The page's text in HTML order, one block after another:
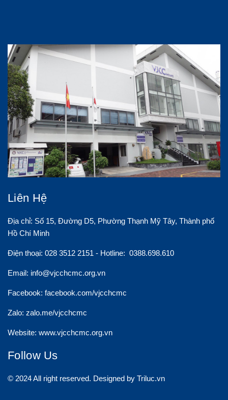
Liên Hệ
Địa chỉ: Số 15, Đường D5, Phường Thạnh Mỹ Tây, Thành phố
Hồ Chí Minh
Điện thoại: 028 3512 2151 - Hotline: 0388.698.610
Email: info@vjcchcmc.org.vn
Facebook: facebook.com/vjcchcmc
Zalo: zalo.me/vjcchcmc
Website: www.vjcchcmc.org.vn
Follow Us
© 2024 All right reserved. Designed by Triluc.vn